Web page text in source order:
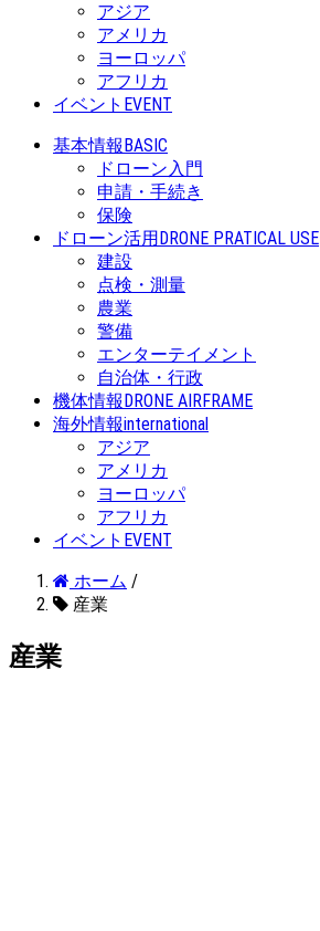
アジア
アメリカ
ヨーロッパ
アフリカ
イベント EVENT
基本情報BASIC
ドローン入門
申請・手続き
保険
ドローン活用DRONE PRATICAL USE
建設
点検・測量
農業
警備
エンターテイメント
自治体・行政
機体情報DRONE AIRFRAME
海外情報international
アジア
アメリカ
ヨーロッパ
アフリカ
イベント EVENT
ホーム /
産業
産業